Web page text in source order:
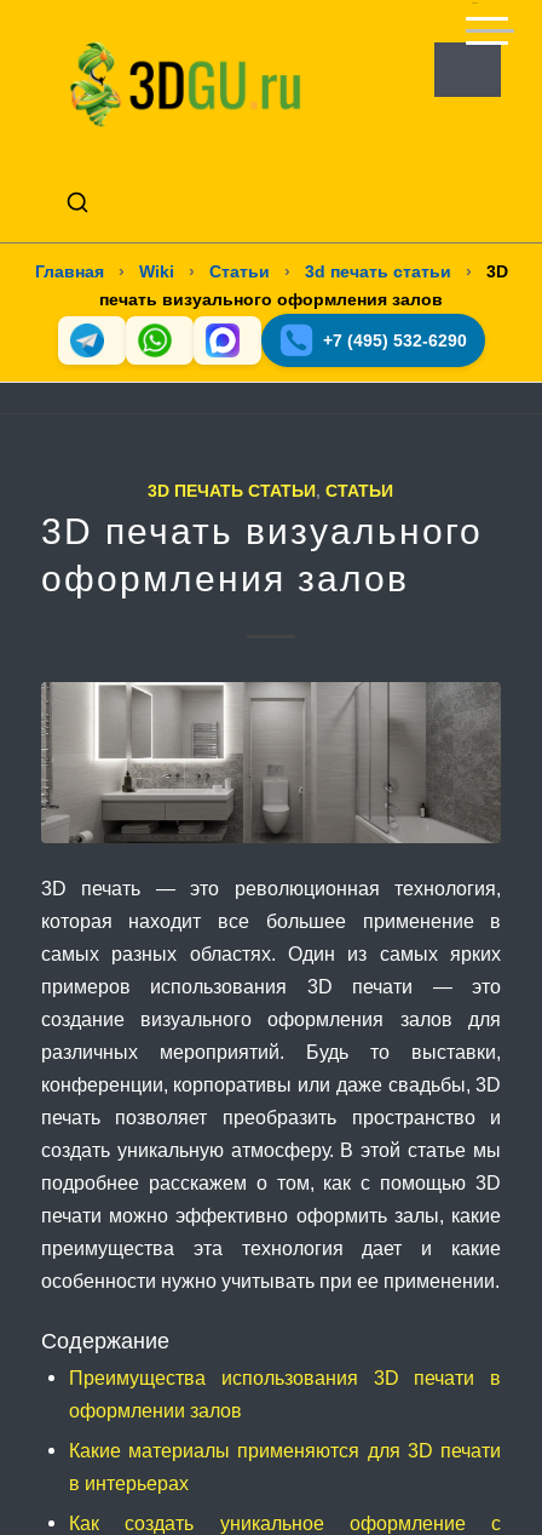
Главная › Wiki › Статьи › 3d печать статьи ›
3D
печать визуального оформления залов
+7 (495) 532-6290
3D ПЕЧАТЬ СТАТЬИ,СТАТЬИ
3D печать визуального
оформления залов
3D печать — это революционная технология,
которая находит все большее применение в
самых разных областях. Один из самых ярких
примеров использования 3D печати — это
создание визуального оформления залов для
различных мероприятий. Будь то выставки,
конференции, корпоративы или даже свадьбы, 3D
печать позволяет преобразить пространство и
создать уникальную атмосферу. В этой статье мы
подробнее расскажем о том, как с помощью 3D
печати можно эффективно оформить залы, какие
преимущества эта технология дает и какие
особенности нужно учитывать при ее применении.
Содержание
Преимущества использования 3D печати в
оформлении залов
Какие материалы применяются для 3D печати
в интерьерах
Как создать уникальное оформление с